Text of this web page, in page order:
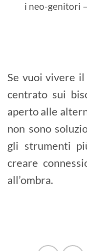
i neo-genitori –
Se vuoi vivere
centrato sui
aperto alle
non sono
gli strumenti
creare
all’ombra.